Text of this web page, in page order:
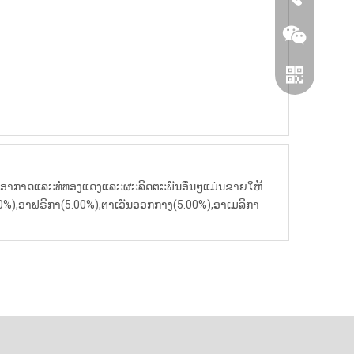
ອາກາດແລະທໍ່ທອງແດງແລະຜະລິດຕະພັນອື່ນໆແມ່ນຂາຍໃຫ້
ອາຟຣິກາ(5.00%),ຕາເວັນອອກກາງ(5.00%),ອາເມລິກາ